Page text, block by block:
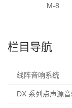
M-8
栏目导航
线阵音响系统
DX 系列点声源